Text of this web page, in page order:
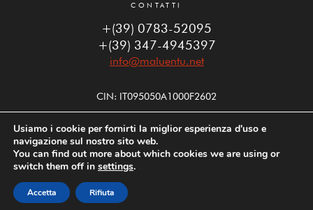
CONTATTI
+(39) 0783-52095
+(39) 347-4945397
info@maluentu.net
CIN: IT095050A1000F2602
PRENOTA
Usiamo i cookie per fornirti la miglior esperienza d'uso e
navigazione sul nostro sito web.
You can find out more about which cookies we are using or
switch them off in settings.
Accetta Rifiuta